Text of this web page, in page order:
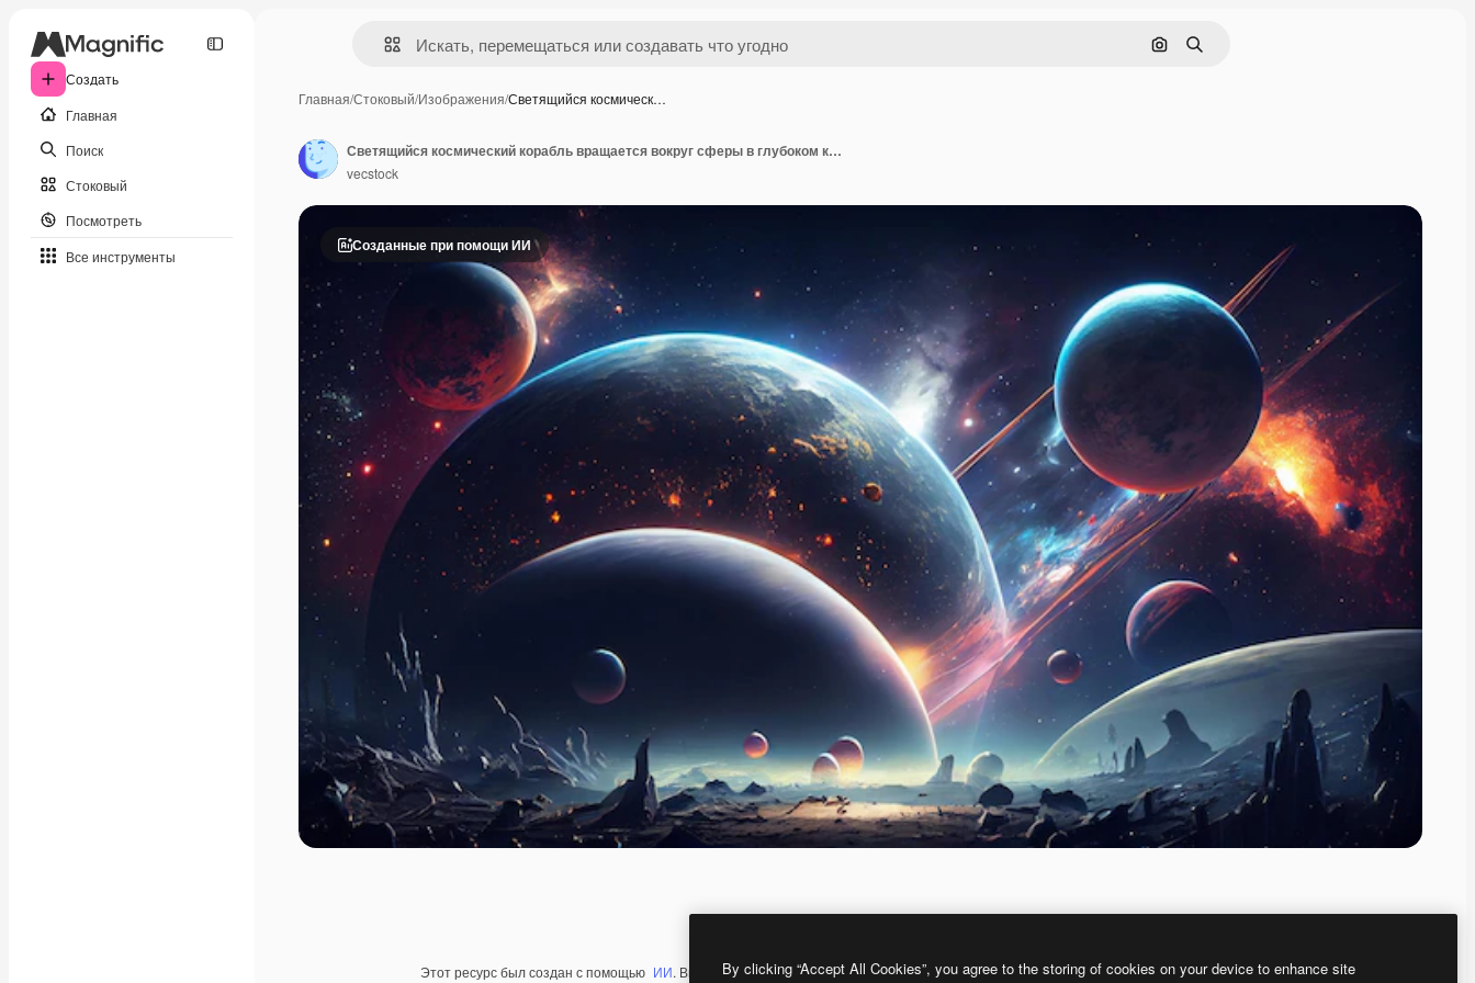
Создать
Главная
Поиск
Стоковый
Посмотреть
Все инструменты
Поиск по изображению
Поиск
Главная/Стоковый/Изображения/Светящийся космическ…
Созданные при помощи ИИ
Этот ресурс был создан с помощью ИИ. Вы можете создать свой собственный с помощью нашего генератора изображений на основе ИИ.
Светящийся космический корабль вращается вокруг сферы в глубоком космосе, сгенерированной ИИ
vecstock
By clicking “Accept All Cookies”, you agree to the storing of cookies on your device to enhance site